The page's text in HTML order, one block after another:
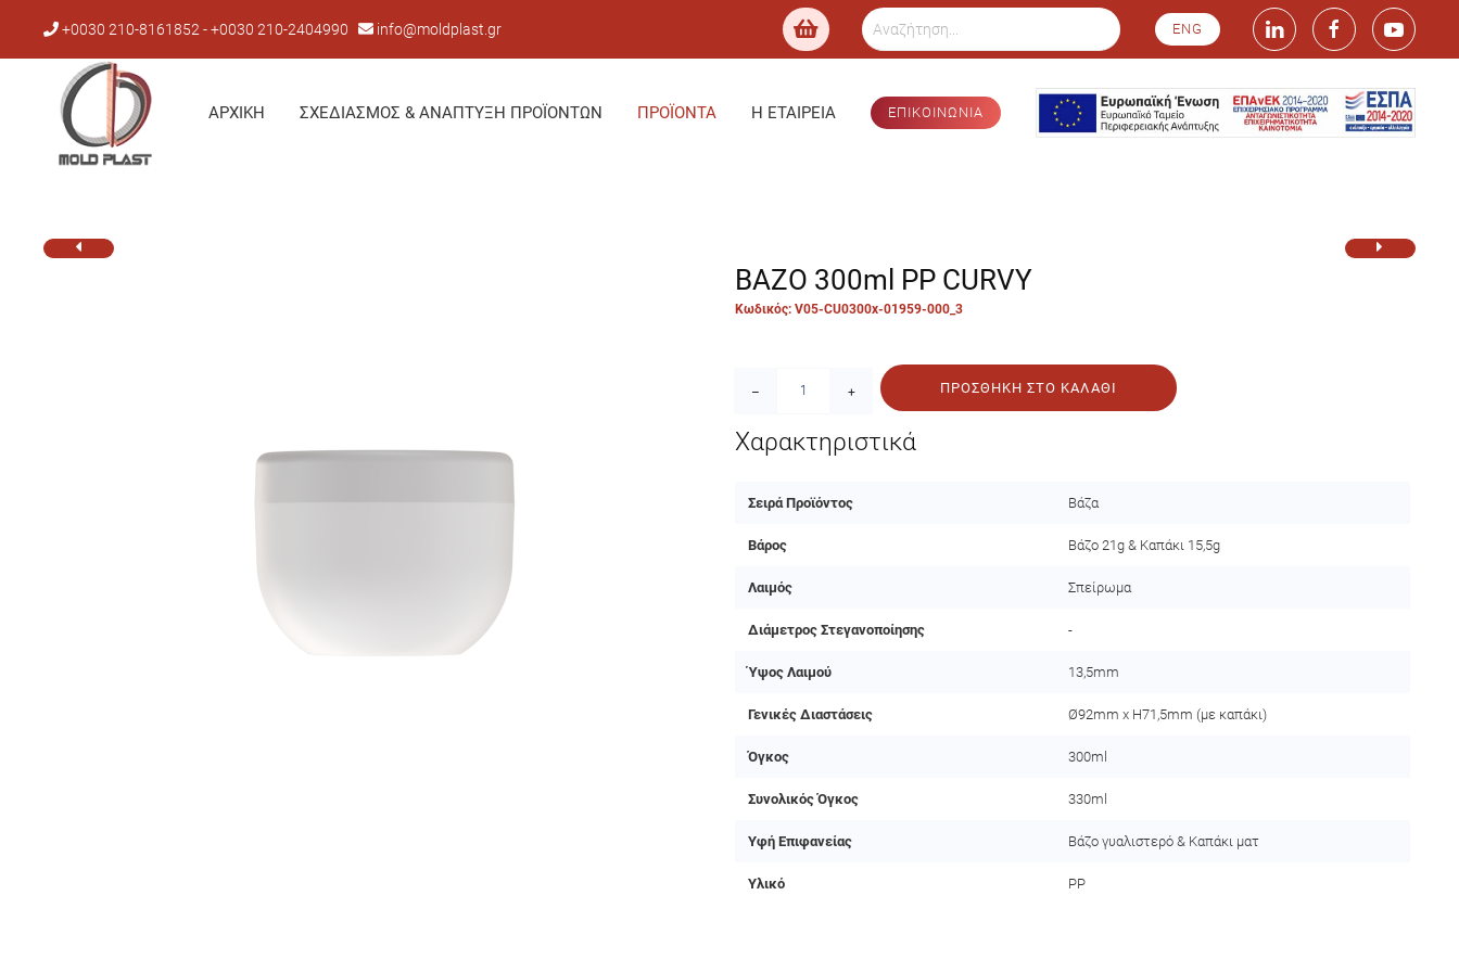
+0030 210-8161852 - +0030 210-2404990 info@moldplast.gr ENG
ΑΡΧΙΚΉ ΣΧΕΔΙΑΣΜΌΣ & ΑΝΆΠΤΥΞΗ ΠΡΟΪΌΝΤΩΝ ΠΡΟΪΌΝΤΑ Η ΕΤΑΙΡΕΊΑ ΕΠΙΚΟΙΝΩΝΙΑ
ΒΑΖΟ 300ml PP CURVY
Κωδικός: V05-CU0300x-01959-000_3
– + ΠΡΟΣΘΉΚΗ ΣΤΟ ΚΑΛΆΘΙ
Χαρακτηριστικά
Σειρά Προϊόντος Βάζα
Βάρος Βάζο 21g & Καπάκι 15,5g
Λαιμός Σπείρωμα
Διάμετρος Στεγανοποίησης -
Ύψος Λαιμού 13,5mm
Γενικές Διαστάσεις Ø92mm x H71,5mm (με καπάκι)
Όγκος 300ml
Συνολικός Όγκος 330ml
Υφή Επιφανείας Βάζο γυαλιστερό & Καπάκι ματ
Υλικό PP